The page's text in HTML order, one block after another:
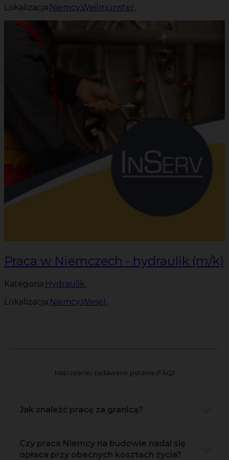
Lokalizacja:Niemcy,Weilmünster,
Praca w Niemczech - hydraulik (m/k)
Kategoria:Hydraulik,
Lokalizacja:Niemcy,Wesel ,
Najczęściej zadawane pytania (FAQ)
Jak znaleźć pracę za granicą?
Czy praca Niemcy na budowie nadal się
opłaca przy obecnych kosztach życia?